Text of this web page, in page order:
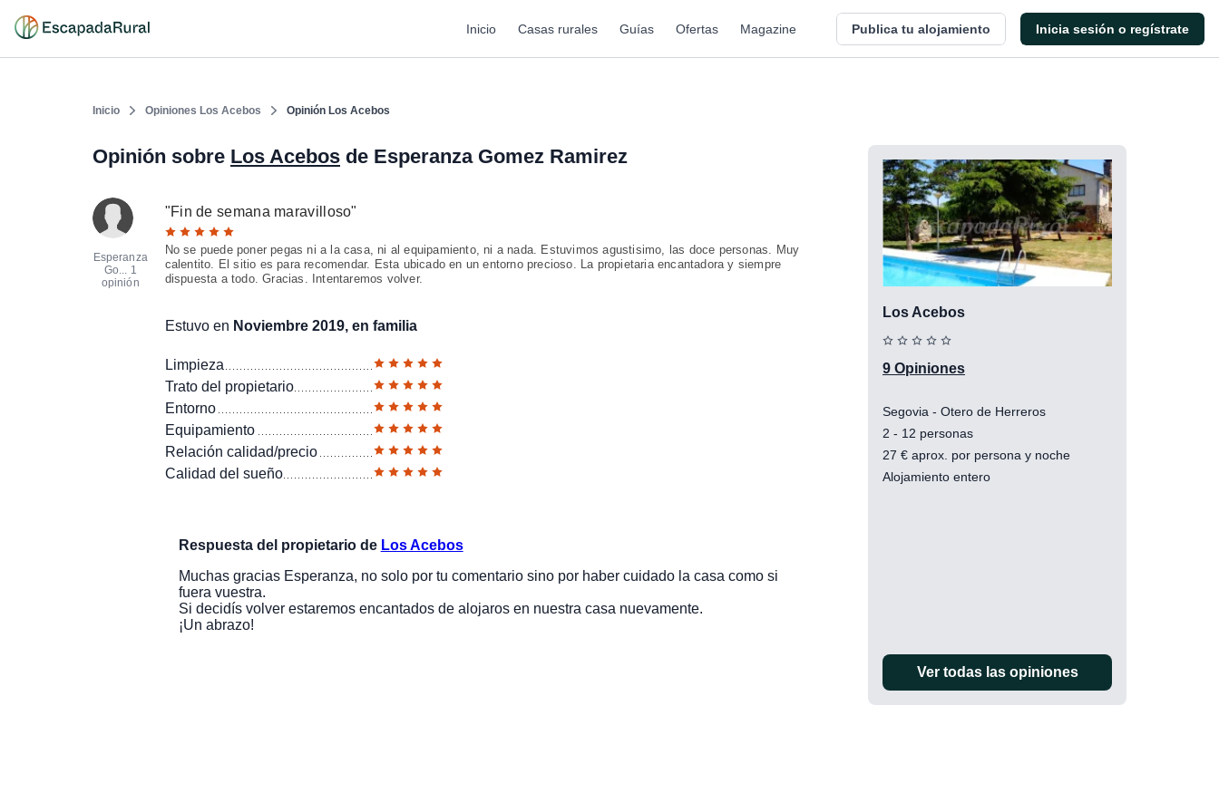
Inicio Casas rurales Guías Ofertas Magazine Publica tu alojamiento Inicia sesión o regístrate
Inicio Opiniones Los Acebos Opinión Los Acebos
Opinión sobre Los Acebos de Esperanza Gomez Ramirez
Esperanza
Go... 1
opinión
"Fin de semana maravilloso"
No se puede poner pegas ni a la casa, ni al equipamiento, ni a nada. Estuvimos agustisimo, las doce personas. Muy
calentito. El sitio es para recomendar. Esta ubicado en un entorno precioso. La propietaria encantadora y siempre
dispuesta a todo. Gracias. Intentaremos volver.
Estuvo en Noviembre 2019, en familia
Limpieza
Trato del propietario
Entorno
Equipamiento
Relación calidad/precio
Calidad del sueño
Respuesta del propietario de Los Acebos
Muchas gracias Esperanza, no solo por tu comentario sino por haber cuidado la casa como si
fuera vuestra.
Si decidís volver estaremos encantados de alojaros en nuestra casa nuevamente.
¡Un abrazo!
Los Acebos
9 Opiniones
Segovia - Otero de Herreros
2 - 12 personas
27 € aprox. por persona y noche
Alojamiento entero
Ver todas las opiniones